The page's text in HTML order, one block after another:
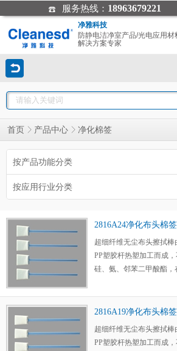
服务热线： 18963679221
净雅科技
防静电洁净室产品/光电应用材
解决方案专家
首页 产品中心 净化棉签
按产品功能分类
按应用行业分类
2816A24净化布头棉签
超细纤维无尘布头擦拭
PP塑胶杆热塑加工而成
硅、氨、邻苯二甲酸酯，
热封边紧紧锁死切边，
无尘布具有优越的耐磨性
2816A19净化布头棉签
超细纤维无尘布头擦拭
PP塑胶杆热塑加工而成